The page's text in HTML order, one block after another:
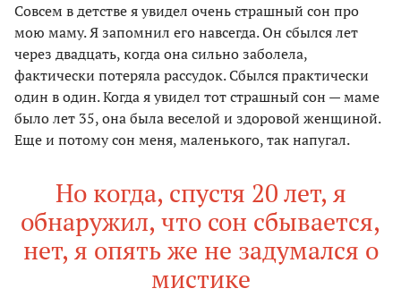
Совсем в детстве я увидел очень страшный сон про
мою маму. Я запомнил его навсегда. Он сбылся лет
через двадцать, когда она сильно заболела,
фактически потеряла рассудок. Сбылся практически
один в один. Когда я увидел тот страшный сон — маме
было лет 35, она была веселой и здоровой женщиной.
Еще и потому сон меня, маленького, так напугал.
Но когда, спустя 20 лет, я
обнаружил, что сон сбывается,
нет, я опять же не задумался о
мистике